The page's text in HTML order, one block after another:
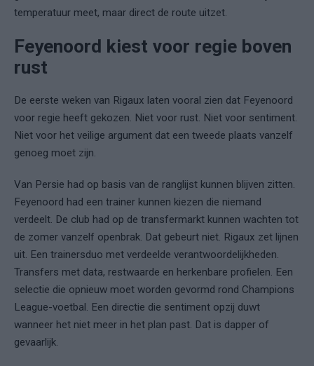
temperatuur meet, maar direct de route uitzet.
Feyenoord kiest voor regie boven
rust
De eerste weken van Rigaux laten vooral zien dat Feyenoord
voor regie heeft gekozen. Niet voor rust. Niet voor sentiment.
Niet voor het veilige argument dat een tweede plaats vanzelf
genoeg moet zijn.
Van Persie had op basis van de ranglijst kunnen blijven zitten.
Feyenoord had een trainer kunnen kiezen die niemand
verdeelt. De club had op de transfermarkt kunnen wachten tot
de zomer vanzelf openbrak. Dat gebeurt niet. Rigaux zet lijnen
uit. Een trainersduo met verdeelde verantwoordelijkheden.
Transfers met data, restwaarde en herkenbare profielen. Een
selectie die opnieuw moet worden gevormd rond Champions
League-voetbal. Een directie die sentiment opzij duwt
wanneer het niet meer in het plan past. Dat is dapper of
gevaarlijk.